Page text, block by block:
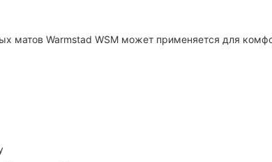
матов Warmstad WSM может применяется для